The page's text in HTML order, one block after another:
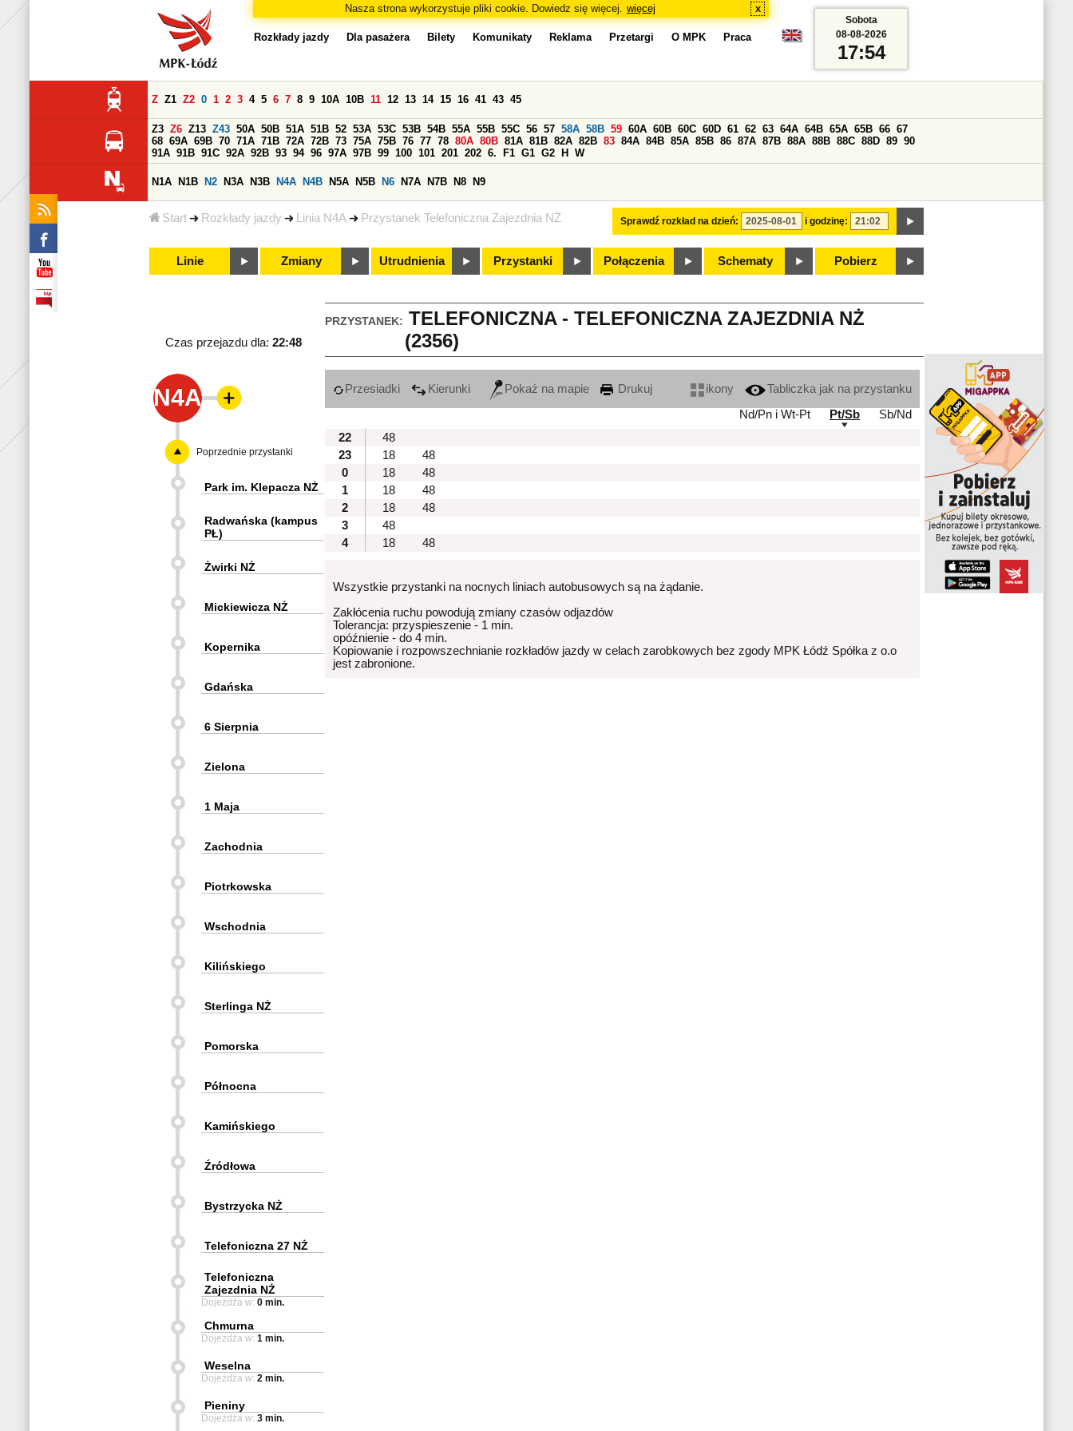
Nasza strona wykorzystuje pliki cookie. Dowiedz się więcej. więcej x
Start Rozkłady jazdy Linia N4A Przystanek Telefoniczna Zajezdnia NŻ
Rozkłady jazdy Dla pasażera Bilety Komunikaty Reklama Przetargi O MPK Praca
Sprawdź rozkład na dzień: i godzinę:
Z Z1 Z2 0 1 2 3 4 5 6 7 8 9 10A 10B 11 12 13 14 15 16 41 43 45
Z3 Z6 Z13 Z43 50A 50B 51A 51B 52 53A 53C 53B 54B 55A 55B 55C 56 57 58A 58B 59 60A 60B 60C 60D 61 62 63 64A 64B 65A 65B 66 67
68 69A 69B 70 71A 71B 72A 72B 73 75A 75B 76 77 78 80A 80B 81A 81B 82A 82B 83 84A 84B 85A 85B 86 87A 87B 88A 88B 88C 88D 89 90
91A 91B 91C 92A 92B 93 94 96 97A 97B 99 100 101 201 202 6. F1 G1 G2 H W
N1A N1B N2 N3A N3B N4A N4B N5A N5B N6 N7A N7B N8 N9
Linie Zmiany Utrudnienia Przystanki Połączenia Schematy Pobierz
Sobota
08-08-2026
17:54
PRZYSTANEK: TELEFONICZNA - TELEFONICZNA ZAJEZDNIA NŻ
(2356)
Czas przejazdu dla: 22:48
N4A Przesiadki Kierunki Pokaż na mapie Drukuj ikony
Tabliczka jak na przystanku
Nd/Pn i Wt-Pt
Pt/Sb
Sb/Nd
22
48
23
18
48
0
18
48
1
18
48
2
18
48
3
48
4
18 48
Wszystkie przystanki na nocnych liniach autobusowych są na żądanie.
Zakłócenia ruchu powodują zmiany czasów odjazdów
Tolerancja: przyspieszenie - 1 min.
opóźnienie - do 4 min.
Kopiowanie i rozpowszechnianie rozkładów jazdy w celach zarobkowych bez zgody MPK Łódź Spółka z o.o
jest zabronione.
Poprzednie przystanki
Park im. Klepacza NŻ
Radwańska (kampus
PŁ)
Żwirki NŻ
Mickiewicza NŻ
Kopernika
Gdańska
6 Sierpnia
Zielona
1 Maja
Zachodnia
Piotrkowska
Wschodnia
Kilińskiego
Sterlinga NŻ
Pomorska
Północna
Kamińskiego
Źródłowa
Bystrzycka NŻ
Telefoniczna 27 NŻ
Telefoniczna
Zajezdnia NŻ
Dojeżdża w: 0 min.
Chmurna
Dojeżdża w: 1 min.
Weselna
Dojeżdża w: 2 min.
Pieniny
Dojeżdża w: 3 min.